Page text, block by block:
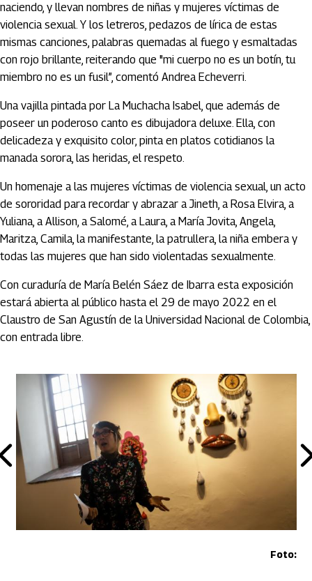
naciendo, y llevan nombres de niñas y mujeres víctimas de
violencia sexual. Y los letreros, pedazos de lírica de estas
mismas canciones, palabras quemadas al fuego y esmaltadas
con rojo brillante, reiterando que "mi cuerpo no es un botín, tu
miembro no es un fusil”, comentó Andrea Echeverri.
Una vajilla pintada por La Muchacha Isabel, que además de
poseer un poderoso canto es dibujadora deluxe. Ella, con
delicadeza y exquisito color, pinta en platos cotidianos la
manada sorora, las heridas, el respeto.
Un homenaje a las mujeres víctimas de violencia sexual, un acto
de sororidad para recordar y abrazar a Jineth, a Rosa Elvira, a
Yuliana, a Allison, a Salomé, a Laura, a María Jovita, Angela,
Maritza, Camila, la manifestante, la patrullera, la niña embera y
todas las mujeres que han sido violentadas sexualmente.
Con curaduría de María Belén Sáez de Ibarra esta exposición
estará abierta al público hasta el 29 de mayo 2022 en el
Claustro de San Agustín de la Universidad Nacional de Colombia,
con entrada libre.